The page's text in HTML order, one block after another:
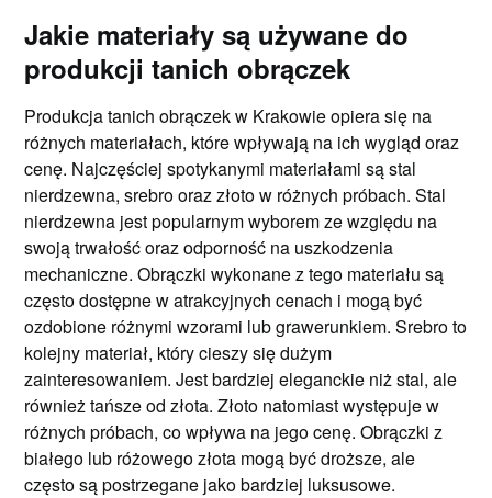
Jakie materiały są używane do
produkcji tanich obrączek
Produkcja tanich obrączek w Krakowie opiera się na
różnych materiałach, które wpływają na ich wygląd oraz
cenę. Najczęściej spotykanymi materiałami są stal
nierdzewna, srebro oraz złoto w różnych próbach. Stal
nierdzewna jest popularnym wyborem ze względu na
swoją trwałość oraz odporność na uszkodzenia
mechaniczne. Obrączki wykonane z tego materiału są
często dostępne w atrakcyjnych cenach i mogą być
ozdobione różnymi wzorami lub grawerunkiem. Srebro to
kolejny materiał, który cieszy się dużym
zainteresowaniem. Jest bardziej eleganckie niż stal, ale
również tańsze od złota. Złoto natomiast występuje w
różnych próbach, co wpływa na jego cenę. Obrączki z
białego lub różowego złota mogą być droższe, ale
często są postrzegane jako bardziej luksusowe.